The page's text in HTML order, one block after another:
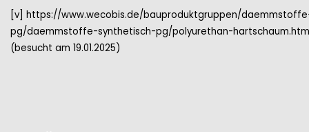
[v] https://www.wecobis.de/bauproduktgruppen/
pg/daemmstoffe-synthetisch-pg/polyurethan-
(besucht am 19.01.2025)